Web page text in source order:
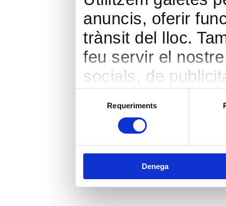
anuncis, oferir
trànsit del lloc.
feu servir el
socials, de
hàgiu
heu fet dels seus
consentiment
Requeriments
Denega